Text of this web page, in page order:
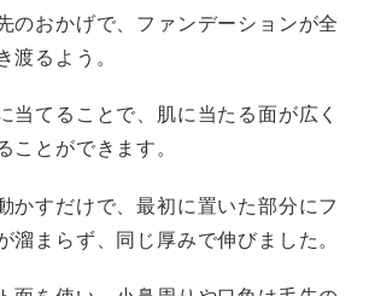
のおかげで、ファンデーションが全
るよう。
当てることで、肌に当たる面が広く
ことができます。
かすだけで、最初に置いた部分にフ
溜まらず、同じ厚みで伸びました。